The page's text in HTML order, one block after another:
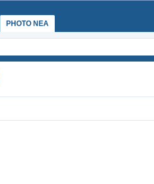
PHOTO NEA